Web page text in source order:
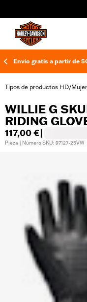
Envío gratis a partir de
Tipos de productos HD/
WILLIE G
RIDING
117,00 €
Pieza | Número SKU: 97127-25VW